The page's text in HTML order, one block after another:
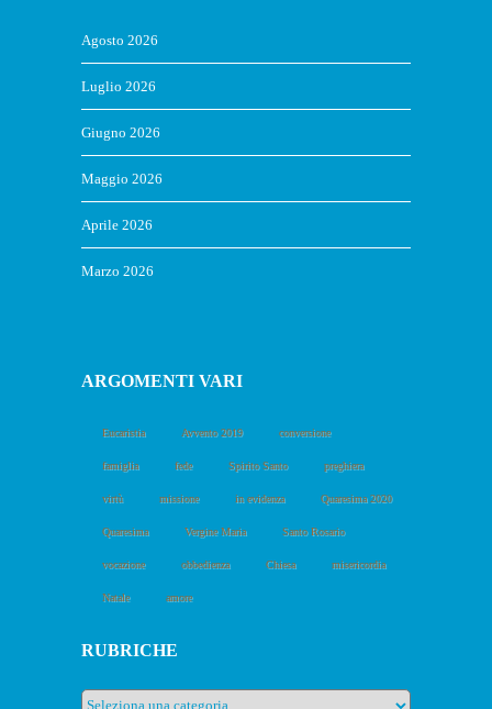
Agosto 2026
Luglio 2026
Giugno 2026
Maggio 2026
Aprile 2026
Marzo 2026
ARGOMENTI VARI
Eucaristia Avvento 2019 conversione
famiglia fede Spirito Santo preghiera
virtù missione in evidenza Quaresima 2020
Quaresima Vergine Maria Santo Rosario
vocazione obbedienza Chiesa misericordia
Natale amore
RUBRICHE
Rubriche